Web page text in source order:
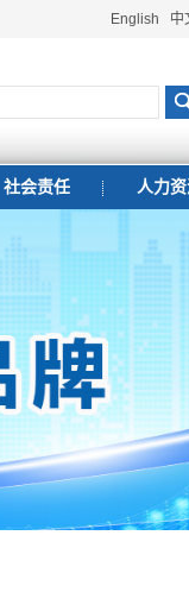
English 中
社会责任 人力